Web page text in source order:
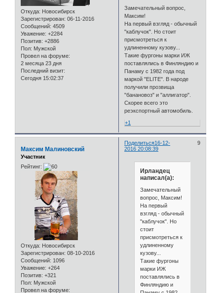
Откуда: Новосибирск
Зарегистрирован: 06-11-2016
Сообщений: 4509
Уважение: +2284
Позитив: +2886
Пол: Мужской
Провел на форуме:
2 месяца 23 дня
Последний визит:
Сегодня 15:02:37
Замечательный вопрос,
Максим!
На первый взгляд - обычный
"каблучок". Но стоит
присмотреться к
удлиненному кузову...
Такие фургоны марки ИЖ
поставлялись в Финляндию и
Панаму с 1982 года под
маркой "ELITE". В народе
получили прозвища
"банановоз" и "аллигатор".
Скорее всего это
реэкспортный автомобиль.
+1
Поделиться 9
16-12-
2016 20:08:39
Максим Малиновский
Участник
Рейтинг:
Откуда: Новосибирск
Зарегистрирован: 08-10-2016
Сообщений: 1096
Уважение: +264
Позитив: +321
Пол: Мужской
Провел на форуме:
Ирландец
написал(а):
Замечательный
вопрос, Максим!
На первый
взгляд - обычный
"каблучок". Но
стоит
присмотреться к
удлиненному
кузову...
Такие фургоны
марки ИЖ
поставлялись в
Финляндию и